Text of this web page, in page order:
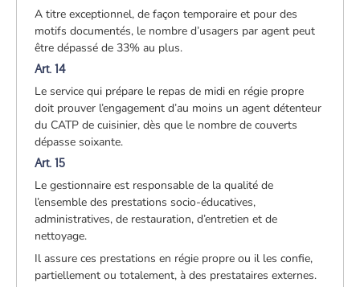
A titre exceptionnel, de façon temporaire et pour des
motifs documentés, le nombre d’usagers par agent peut
être dépassé de 33% au plus.
Art. 14
Le service qui prépare le repas de midi en régie propre
doit prouver l’engagement d’au moins un agent détenteur
du CATP de cuisinier, dès que le nombre de couverts
dépasse soixante.
Art. 15
Le gestionnaire est responsable de la qualité de
l’ensemble des prestations socio-éducatives,
administratives, de restauration, d’entretien et de
nettoyage.
Il assure ces prestations en régie propre ou il les confie,
partiellement ou totalement, à des prestataires externes.